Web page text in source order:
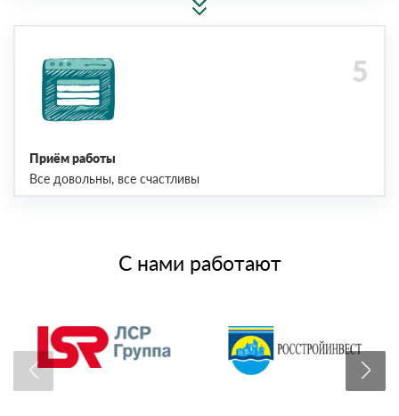
Приём работы
Все довольны, все счастливы
С нами работают